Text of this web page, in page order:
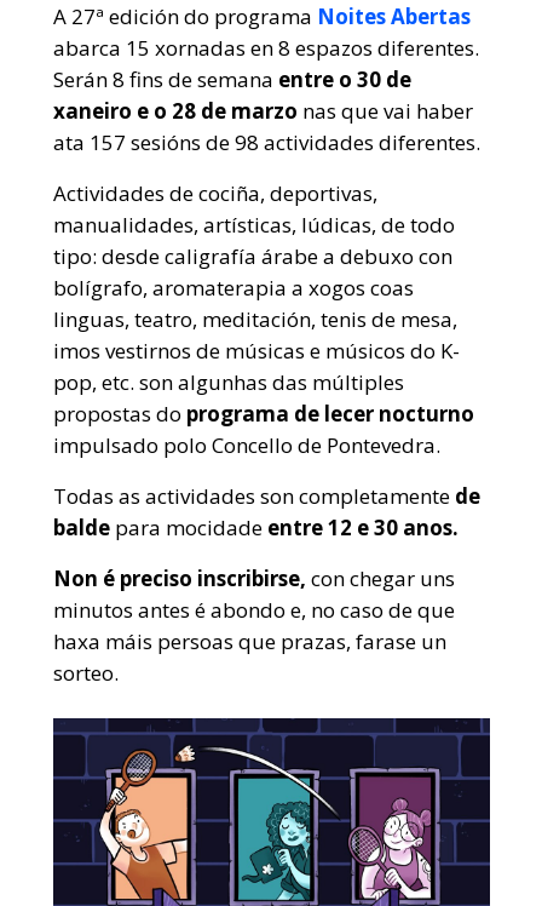
A 27ª edición do programa Noites Abertas
abarca 15 xornadas en 8 espazos diferentes.
Serán 8 fins de semana entre o 30 de
xaneiro e o 28 de marzo nas que vai haber
ata 157 sesións de 98 actividades diferentes.
Actividades de cociña, deportivas,
manualidades, artísticas, lúdicas, de todo
tipo: desde caligrafía árabe a debuxo con
bolígrafo, aromaterapia a xogos coas
linguas, teatro, meditación, tenis de mesa,
imos vestirnos de músicas e músicos do K-
pop, etc. son algunhas das múltiples
propostas do programa de lecer nocturno
impulsado polo Concello de Pontevedra.
Todas as actividades son completamente de
balde para mocidade entre 12 e 30 anos.
Non é preciso inscribirse, con chegar uns
minutos antes é abondo e, no caso de que
haxa máis persoas que prazas, farase un
sorteo.